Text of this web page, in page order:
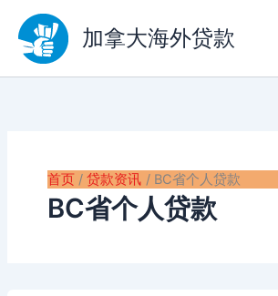
容
加拿大海外贷款
首页 贷款资讯 BC省个人贷款
BC省个人贷款